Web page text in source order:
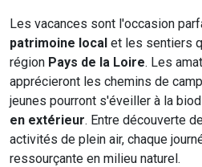
Les vacances sont l'occasion
patrimoine local et les sentiers
région Pays de la Loire. Les
apprécieront les chemins de
jeunes pourront s'éveiller à la
en extérieur. Entre découverte
activités de plein air, chaque
ressourçante en milieu naturel.